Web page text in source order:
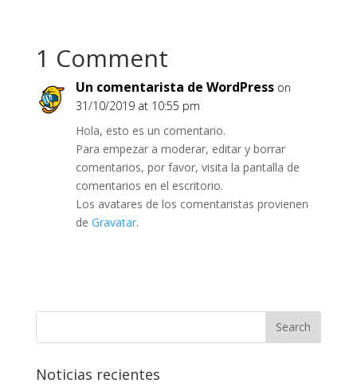
1 Comment
Un comentarista de WordPress on
31/10/2019 at 10:55 pm
Hola, esto es un comentario.
Para empezar a moderar, editar y borrar
comentarios, por favor, visita la pantalla de
comentarios en el escritorio.
Los avatares de los comentaristas provienen
de Gravatar.
Noticias recientes